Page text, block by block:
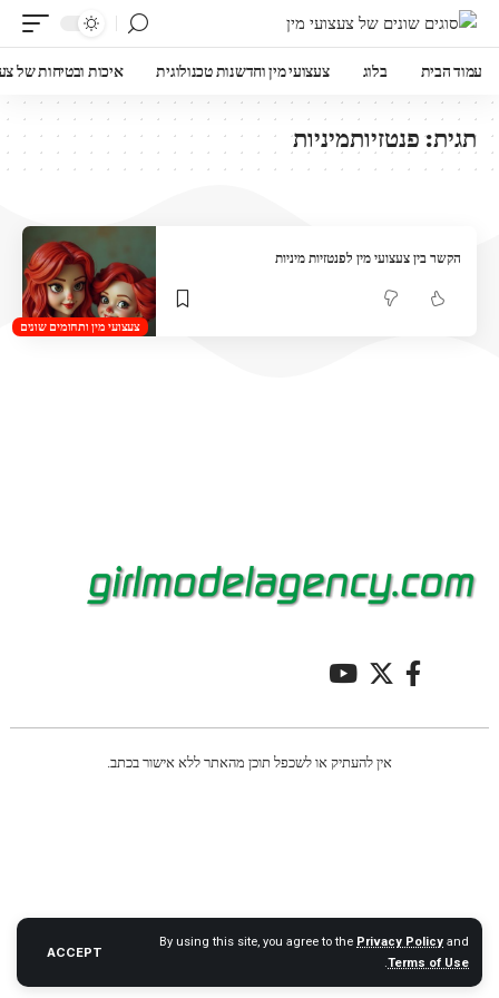
By using this site, you agree to the Privacy Policy and
Terms of Use
.
ACCEPT
עמוד הבית בלוג צעצועי מין וחדשנות טכנולוגית איכות ובטיחות של
תגית:פנטזיותמיניות
צעצועי מין ותחומים שונים
הקשר בין צעצועי מין לפנטזיות מיניות
אין להעתיק או לשכפל תוכן מהאתר ללא אישור בכתב.